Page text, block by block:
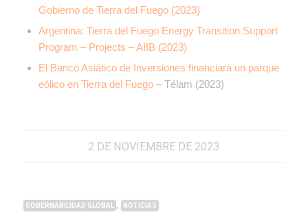
Gobierno de Tierra del Fuego (2023)
Argentina: Tierra del Fuego Energy Transition Support
Program – Projects – AIIB (2023)
El Banco Asiático de Inversiones financiará un parque
eólico en Tierra del Fuego– Télam (2023)
2 DE NOVIEMBRE DE 2023
GOBERNABILIDAD GLOBAL , NOTICIAS